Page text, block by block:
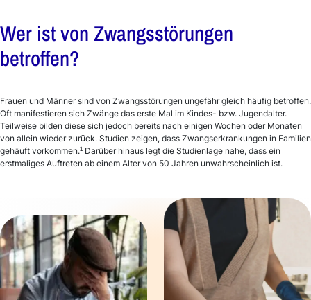
Wer ist von Zwangsstörungen
betroffen?
Frauen und Männer sind von Zwangsstörungen ungefähr gleich häufig betroffen.
Oft manifestieren sich Zwänge das erste Mal im Kindes- bzw. Jugendalter.
Teilweise bilden diese sich jedoch bereits nach einigen Wochen oder Monaten
von allein wieder zurück. Studien zeigen, dass Zwangserkrankungen in Familien
gehäuft vorkommen.1 Darüber hinaus legt die Studienlage nahe, dass ein
erstmaliges Auftreten ab einem Alter von 50 Jahren unwahrscheinlich ist.